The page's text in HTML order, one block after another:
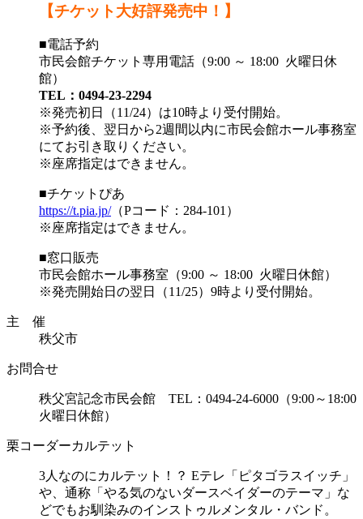
【チケット大好評発売中！】
■電話予約
市民会館チケット専用電話（9:00 ～ 18:00 火曜日休
館）
TEL：0494-23-2294
※発売初日（11/24）は10時より受付開始。
※予約後、翌日から2週間以内に市民会館ホール事務室
にてお引き取りください。
※座席指定はできません。
■チケットぴあ
https://t.pia.jp/（Pコード：284-101）
※座席指定はできません。
■窓口販売
市民会館ホール事務室（9:00 ～ 18:00 火曜日休館）
※発売開始日の翌日（11/25）9時より受付開始。
主 催
秩父市
お問合せ
秩父宮記念市民会館 TEL：0494-24-6000（9:00～18:00
火曜日休館）
栗コーダーカルテット
3人なのにカルテット！？ Eテレ「ピタゴラスイッチ」
や、通称「やる気のないダースベイダーのテーマ」な
どでもお馴染みのインストゥルメンタル・バンド。